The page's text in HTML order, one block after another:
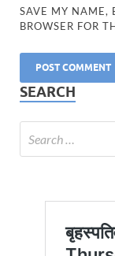
SAVE MY NAME,
BROWSER FOR
SEARCH